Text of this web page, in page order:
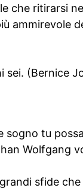
che ritirarsi
ammirevole
sei. (Bernice
tu
Wolfgang
sfide